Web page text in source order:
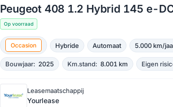
Peugeot 408 1.2 Hybrid 145 e-
Op voorraad
Occasion Hybride Automaat 5.000 km/
Bouwjaar: 2025 Km.stand: 8.001 km Eigen
Leasemaatschappij
Yourlease